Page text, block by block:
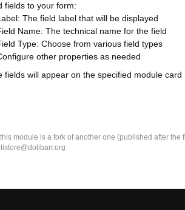
fields to your form:
The field label that will be displayed
Name: The technical name for the field
Type: Choose from various field types
other properties as needed
fields will appear on the specified module card
module is a fork of another one (published after